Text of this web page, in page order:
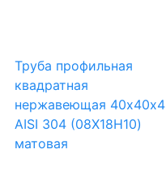
Труба профильная
квадратная
нержавеющая 40х40х4
AISI 304 (08Х18Н10)
матовая